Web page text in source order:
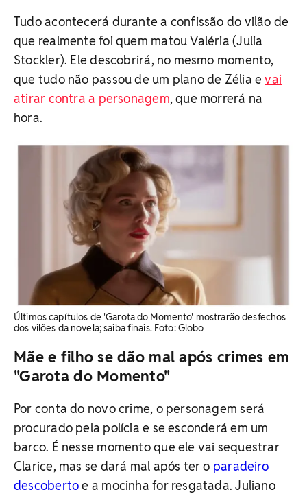
Tudo acontecerá durante a confissão do vilão de
que realmente foi quem matou Valéria (Julia
Stockler). Ele descobrirá, no mesmo momento,
que tudo não passou de um plano de Zélia evai
atirar contra a personagem, que morrerá na
hora.
Últimos capítulos de 'Garota do Momento' mostrarão desfechos
dos vilões da novela; saiba finais. ​Foto: Globo
Mãe e filho se dão mal após crimes em
"Garota do Momento"
Por conta do novo crime, o personagem será
procurado pela polícia e se esconderá em um
barco. É nesse momento que ele vai sequestrar
Clarice, mas se dará mal após ter o paradeiro
descobertoe a mocinha for resgatada. Juliano